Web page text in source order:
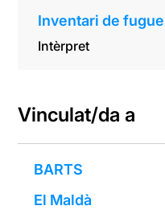
Inventari de
Intèrpret
Vinculat/da a
BARTS
El Maldà